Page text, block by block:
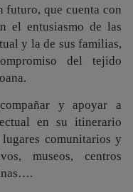
futuro, que cuenta con
el entusiasmo de las
y la de sus familias,
del tejido
y apoyar a
en su itinerario
comunitarios y
museos, centros